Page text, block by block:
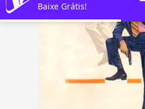
Baixe Grátis!